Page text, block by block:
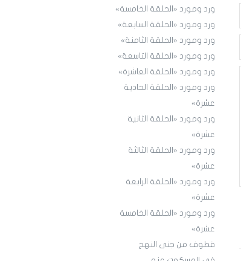
ورد ومورد «الحلقة الخامسة»
ورد ومورد «الحلقة السابعة»
ورد ومورد «الحلقة الثامنة»
ورد ومورد «الحلقة التاسعة»
ورد ومورد «الحلقة العاشرة»
ورد ومورد «الحلقة الحادية
عشرة»
ورد ومورد «الحلقة الثانية
عشرة»
ورد ومورد «الحلقة الثالثة
عشرة»
ورد ومورد «الحلقة الرابعة
عشرة»
ورد ومورد «الحلقة الخامسة
عشرة»
قطوف من جنى النهج